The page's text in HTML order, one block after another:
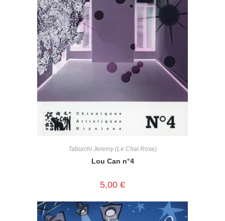
Taburchi Jeremy (Le Chat Rose)
Lou Can n°4
5,00 €